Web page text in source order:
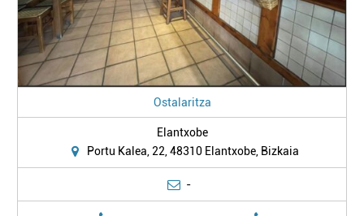
Ostalaritza
Elantxobe
Portu Kalea, 22, 48310 Elantxobe, Bizkaia
-